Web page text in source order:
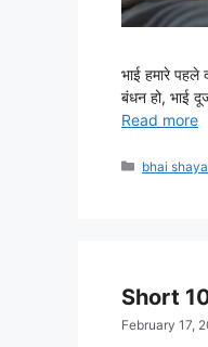
भाई हमारे
बंधन हो, भाई
Read more
Categories
bhai
Short
February 17,